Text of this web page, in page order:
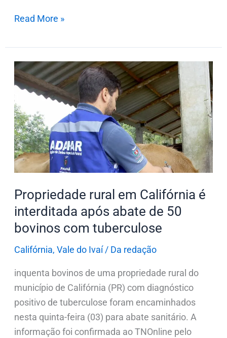
Read More »
Propriedade rural em Califórnia é
interditada após abate de 50
bovinos com tuberculose
Califórnia, Vale do Ivaí/ Da redação
inquenta bovinos de uma propriedade rural do
município de Califórnia (PR) com diagnóstico
positivo de tuberculose foram encaminhados
nesta quinta-feira (03) para abate sanitário. A
informação foi confirmada ao TNOnline pelo
Propriedade
rural
Califórnia
é
interditada
após
abate
50
bovinos
com
tuberculose